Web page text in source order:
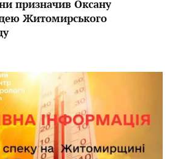
призначив Оксану
Житомирського